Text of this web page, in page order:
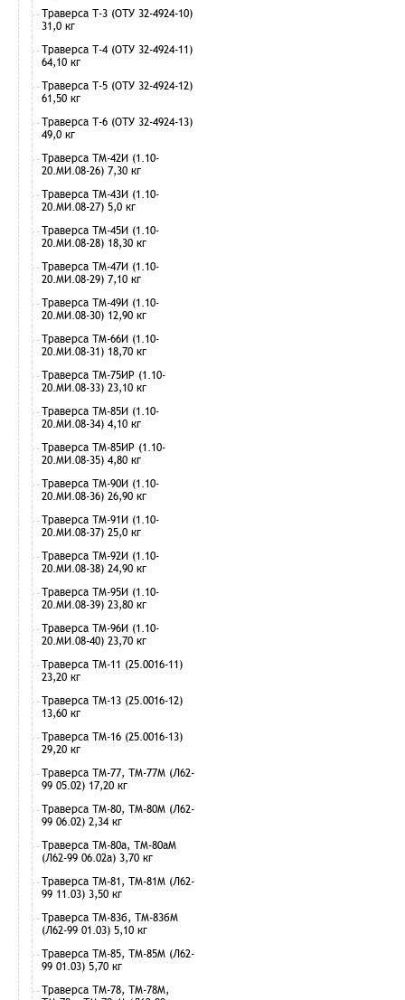
Траверса Т-3 (ОТУ 32-4924-10)
31,0 кг
Траверса Т-4 (ОТУ 32-4924-11)
64,10 кг
Траверса Т-5 (ОТУ 32-4924-12)
61,50 кг
Траверса Т-6 (ОТУ 32-4924-13)
49,0 кг
Траверса ТМ-42И (1.10-
20.МИ.08-26) 7,30 кг
Траверса ТМ-43И (1.10-
20.МИ.08-27) 5,0 кг
Траверса ТМ-45И (1.10-
20.МИ.08-28) 18,30 кг
Траверса ТМ-47И (1.10-
20.МИ.08-29) 7,10 кг
Траверса ТМ-49И (1.10-
20.МИ.08-30) 12,90 кг
Траверса ТМ-66И (1.10-
20.МИ.08-31) 18,70 кг
Траверса ТМ-75ИР (1.10-
20.МИ.08-33) 23,10 кг
Траверса ТМ-85И (1.10-
20.МИ.08-34) 4,10 кг
Траверса ТМ-85ИР (1.10-
20.МИ.08-35) 4,80 кг
Траверса ТМ-90И (1.10-
20.МИ.08-36) 26,90 кг
Траверса ТМ-91И (1.10-
20.МИ.08-37) 25,0 кг
Траверса ТМ-92И (1.10-
20.МИ.08-38) 24,90 кг
Траверса ТМ-95И (1.10-
20.МИ.08-39) 23,80 кг
Траверса ТМ-96И (1.10-
20.МИ.08-40) 23,70 кг
Траверса ТМ-11 (25.0016-11)
23,20 кг
Траверса ТМ-13 (25.0016-12)
13,60 кг
Траверса ТМ-16 (25.0016-13)
29,20 кг
Траверса ТМ-77, ТМ-77М (Л62-
99 05.02) 17,20 кг
Траверса ТМ-80, ТМ-80М (Л62-
99 06.02) 2,34 кг
Траверса ТМ-80а, ТМ-80аМ
(Л62-99 06.02а) 3,70 кг
Траверса ТМ-81, ТМ-81М (Л62-
99 11.03) 3,50 кг
Траверса ТМ-83б, ТМ-83бМ
(Л62-99 01.03) 5,10 кг
Траверса ТМ-85, ТМ-85М (Л62-
99 01.03) 5,70 кг
Траверса ТМ-78, ТМ-78М,